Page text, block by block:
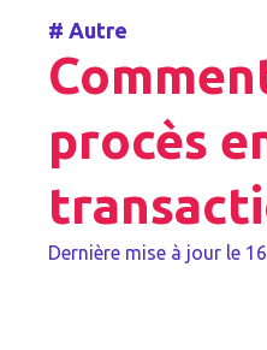
# Autre
procès
Dernière mise à jour le